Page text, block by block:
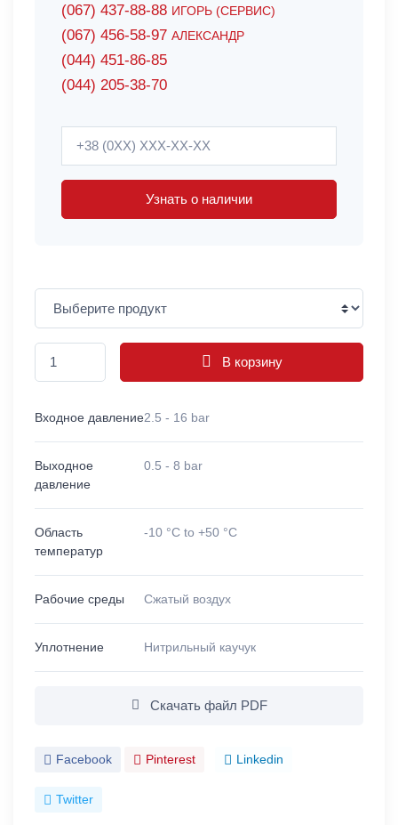
(067) 437-88-88 ИГОРЬ (СЕРВИС)
(067) 456-58-97 АЛЕКСАНДР
(044) 451-86-85
(044) 205-38-70
Узнать о наличии
В корзину
Входное давление2.5 - 16 bar
Выходное
давление
0.5 - 8 bar
Область
температур
-10 °C to +50 °C
Рабочие среды Сжатый воздух
Уплотнение Нитрильный каучук
Скачать файл PDF
Facebook Pinterest Linkedin
Twitter